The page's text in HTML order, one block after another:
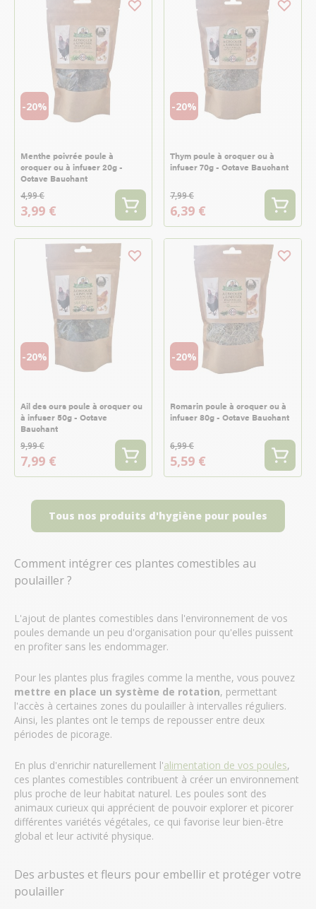
-20%
Menthe poivrée poule à
croquer ou à infuser 20g -
Octave Bauchant
4,99 €
3,99 €
-20%
Thym poule à croquer ou à
infuser 70g - Octave Bauchant
7,99 €
6,39 €
-20%
Ail des ours poule à croquer ou
à infuser 50g - Octave
Bauchant
9,99 €
7,99 €
-20%
Romarin poule à croquer ou à
infuser 80g - Octave Bauchant
6,99 €
5,59 €
Tous nos produits d'hygiène pour poules
Comment intégrer ces plantes comestibles au
poulailler ?
L'ajout de plantes comestibles dans l'environnement de vos
poules demande un peu d'organisation pour qu'elles puissent
en profiter sans les endommager.
Pour les plantes plus fragiles comme la menthe, vous pouvez
mettre en place un système de rotation, permettant
l'accès à certaines zones du poulailler à intervalles réguliers.
Ainsi, les plantes ont le temps de repousser entre deux
périodes de picorage.
En plus d'enrichir naturellement l'alimentation de vos poules,
ces plantes comestibles contribuent à créer un environnement
plus proche de leur habitat naturel. Les poules sont des
animaux curieux qui apprécient de pouvoir explorer et picorer
différentes variétés végétales, ce qui favorise leur bien-être
global et leur activité physique.
Des arbustes et fleurs pour embellir et protéger votre
poulailler